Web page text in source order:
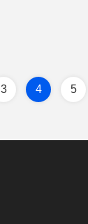
3 4 5